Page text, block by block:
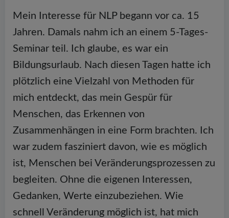
Mein Interesse für NLP begann vor ca. 15
Jahren. Damals nahm ich an einem 5-Tages-
Seminar teil. Ich glaube, es war ein
Bildungsurlaub. Nach diesen Tagen hatte ich
plötzlich eine Vielzahl von Methoden für
mich entdeckt, das mein Gespür für
Menschen, das Erkennen von
Zusammenhängen in eine Form brachten. Ich
war zudem fasziniert davon, wie es möglich
ist, Menschen bei Veränderungsprozessen zu
begleiten. Ohne die eigenen Interessen,
Gedanken, Werte einzubeziehen. Wie
schnell Veränderung möglich ist, hat mich